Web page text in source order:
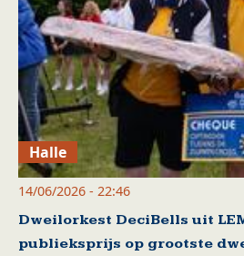
Halle
14/06/2026 - 22:46
Dweilorkest DeciBells uit
publieksprijs op grootste